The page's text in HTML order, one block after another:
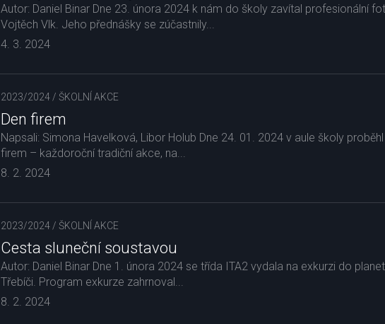
Autor: Daniel Binar Dne 23. února 2024 k nám do školy zavítal profesionální
Vojtěch Vlk. Jeho přednášky se zúčastnily...
4. 3. 2024
2023/2024 / ŠKOLNÍ AKCE
Den firem
Napsali: Simona Havelková, Libor Holub Dne 24. 01. 2024 v aule školy proběhl
firem – každoroční tradiční akce, na...
8. 2. 2024
2023/2024 / ŠKOLNÍ AKCE
Cesta sluneční soustavou
Autor: Daniel Binar Dne 1. února 2024 se třída ITA2 vydala na exkurzi do
Třebíči. Program exkurze zahrnoval...
8. 2. 2024